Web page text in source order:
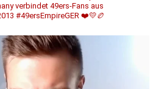
verbindet 49ers-Fans aus
#49ersEmpireGER ❤️💛🏉